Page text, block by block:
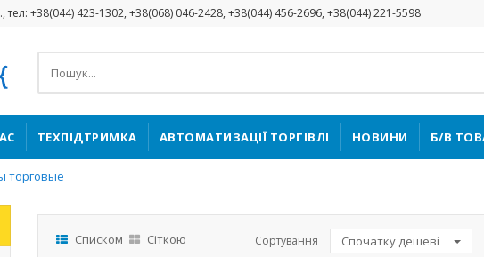
тел: +38(044) 423-1302, +38(068) 046-2428, +38(044) 456-2696, +38(044) 221-5598
ТЕХПІДТРИМКА АВТОМАТИЗАЦІЇ ТОРГІВЛІ НОВИНИ Б/В
торговые
Списком Сіткою Сортування Спочатку дешеві